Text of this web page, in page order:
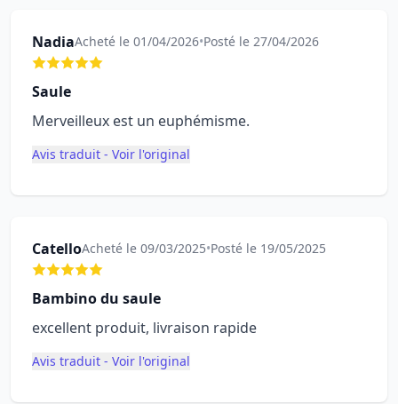
NadiaAcheté le 01/04/2026•Posté le 27/04/2026
Saule
Merveilleux est un euphémisme.
Avis traduit - Voir l'original
CatelloAcheté le 09/03/2025•Posté le 19/05/2025
Bambino du saule
excellent produit, livraison rapide
Avis traduit - Voir l'original